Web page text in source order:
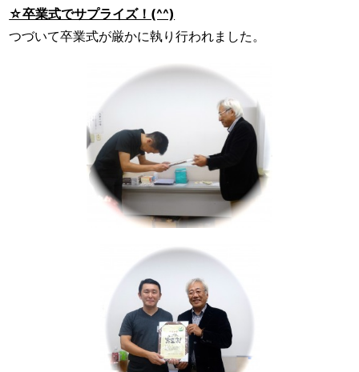
☆卒業式でサプライズ！(^^)
つづいて卒業式が厳かに執り行われました。